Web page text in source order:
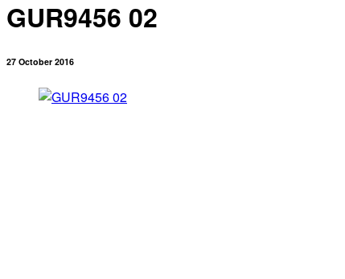
GUR9456 02
27 October 2016